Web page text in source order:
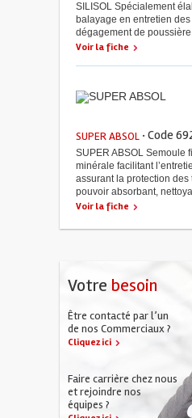
Votre besoin
Être contacté par l’un
de nos Commerciaux ?
Cliquez ici
Faire carrière chez nous
et rejoindre nos
équipes ?
SILISOL Spécialement
balayage en entretien
dégagement de
Voir la fiche
SUPER ABSOL · Code
SUPER ABSOL Semoule
minérale facilitant
assurant la protection
pouvoir absorbant,
Voir la fiche